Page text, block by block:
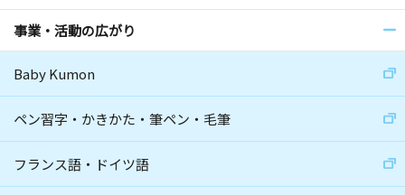
事業・活動の広がり
Baby Kumon
ペン習字・かきかた・筆ペン・毛筆
フランス語・ドイツ語